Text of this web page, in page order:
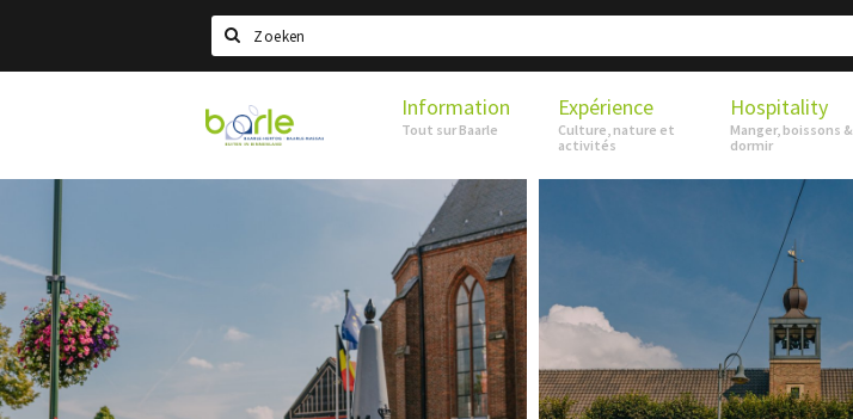
Search
Visit
Baarle
Information
Tout sur Baarle
Expérience
Culture, nature et
activités
Hospitality
Manger, boissons &
dormir